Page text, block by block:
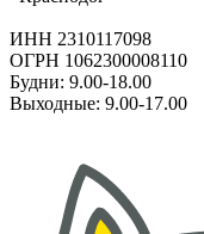
ИНН 2310117098
ОГРН 1062300008110
Будни: 9.00-18.00
Выходные: 9.00-17.00